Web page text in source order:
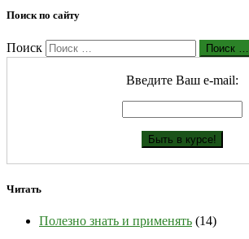
Поиск по сайту
Поиск Поиск …
Введите Ваш е-mail:
Читать
Полезно знать и применять (14)